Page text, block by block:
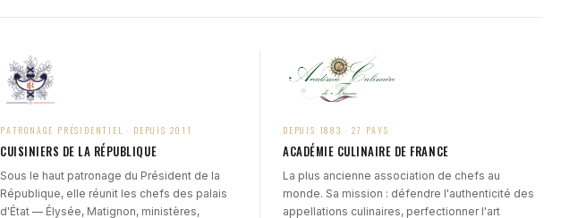
PATRONAGE PRÉSIDENTIEL · DEPUIS 2011
CUISINIERS DE LA RÉPUBLIQUE
Sous le haut patronage du Président de la
République, elle réunit les chefs des palais
d'État — Élysée, Matignon, ministères,
DEPUIS 1883 · 27 PAYS
ACADÉMIE CULINAIRE DE FRANCE
La plus ancienne association de chefs au
monde. Sa mission : défendre l'authenticité des
appellations culinaires, perfectionner l'art